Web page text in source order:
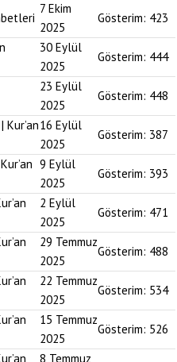
7 Ekim
2025
Gösterim: 423
30 Eylül
2025
Gösterim: 444
23 Eylül
2025
Gösterim: 448
16 Eylül
2025
Gösterim: 387
9 Eylül
2025
Gösterim: 393
2 Eylül
2025
Gösterim: 471
29 Temmuz
2025
Gösterim: 488
22 Temmuz
2025
Gösterim: 534
15 Temmuz
2025
Gösterim: 526
8 Temmuz